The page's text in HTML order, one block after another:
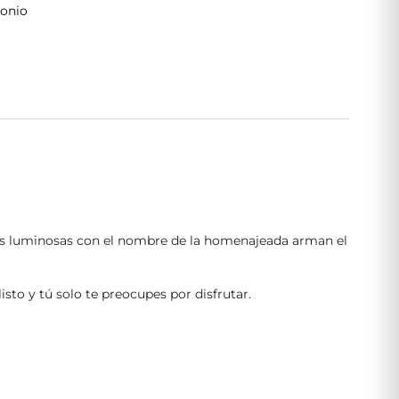
luminosas con el nombre de la homenajeada arman el
y tú solo te preocupes por disfrutar.